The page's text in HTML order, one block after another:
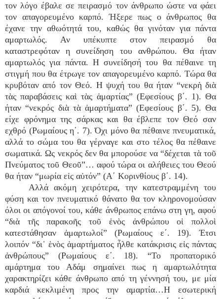
τον λόγο έβαλε σε πειρασμό τον άνθρωπο ώστε να φάει
τον απαγορευμένο καρπό. Ήξερε πως ο άνθρωπος θα
έχανε την αθωότητά του, καθώς θα γινόταν για πάντα
αμαρτωλός. Αν υπέκυπτε στον πειρασμό θα
καταστρεφόταν η συνείδηση του ανθρώπου. Θα ήταν
αμαρτωλός για πάντα. Η συνείδησή του θα πέθαινε τη
στιγμή που θα έτρωγε τον απαγορευμένο καρπό. Τώρα θα
κρυβόταν από τον Θεό. Η ψυχή του θα ήταν “νεκρὴ διὰ
τὰς παραβάσεις καὶ τὰς ἁμαρτίας” (Εφεσίους β΄. 1). Θα
ήταν “νεκρός διὰ τὰ ἁμαρτήματα” (Εφεσίους β΄. 5). Θα
είχε φρόνημα της σάρκας και θα έβλεπε τον Θεό σαν
εχθρό (Ρωμαίους η΄. 7). Όχι μόνο θα πέθαινε πνευματικά,
αλλά το σώμα του θα γέρναγε και στο τέλος θα πέθαινε
σωματικά. Ως νεκρός δεν θα μπορούσε να “δέχεται τὰ τοῦ
Πνεύματος τοῦ Θεοῦ”… αφού τώρα οι αλήθειες του Θεού
θα ήταν “μωρία εἰς αὐτόν” (Α΄ Κορινθίους β΄. 14).
Αλλά ακόμη χειρότερα, την κατεστραμμένη του
φύση και τον πνευματικό θάνατο θα τον κληρονομούσαν
όλοι οι απόγονοί του, κάθε άνθρωπος επάνω στη γη, αφού
“διὰ τῆς παρακοῆς τοῦ ἑνὸς ἀνθρώπου οἱ πολλοὶ
κατεστάθησαν ἁμαρτωλοί” (Ρωμαίους ε΄. 19). Έτσι
λοιπόν “δι᾿ ἑνὸς ἁμαρτήματος ἦλθε κατάκρισις εἰς πάντας
ἀνθρώπους” (Ρωμαίους ε΄. 18). “Το προπατορικό
αμάρτημα του Αδάμ σημαίνει πως η αμαρτωλότητα
χαρακτηρίζει κάθε άνθρωπο από τη γέννησή του, με μία
καρδιά κεκλιμένη προς την αμαρτία…Η εσωτερική